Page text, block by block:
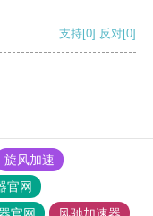
支持[0] 反对[0]
旋风加速
官网